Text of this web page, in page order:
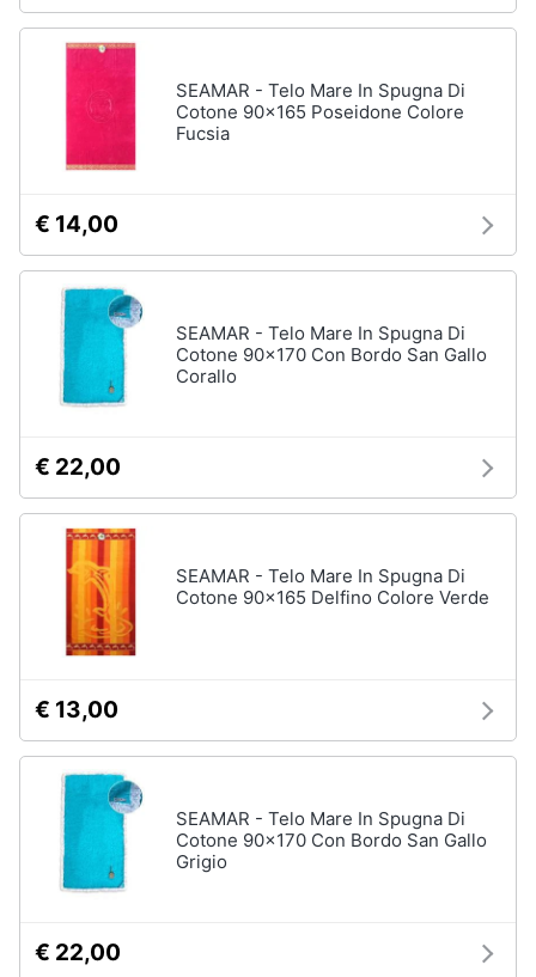
SEAMAR - Telo Mare In Spugna Di
Cotone 90x165 Poseidone Colore
Fucsia
€ 14,00
SEAMAR - Telo Mare In Spugna Di
Cotone 90x170 Con Bordo San Gallo
Corallo
€ 22,00
SEAMAR - Telo Mare In Spugna Di
Cotone 90x165 Delfino Colore Verde
€ 13,00
SEAMAR - Telo Mare In Spugna Di
Cotone 90x170 Con Bordo San Gallo
Grigio
€ 22,00